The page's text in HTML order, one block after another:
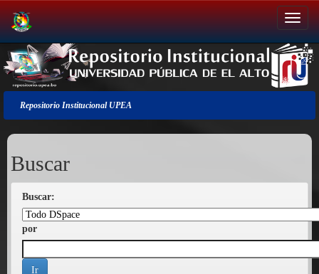
Salir
de
la
navegación
Repositorio Institucional UPEA
Buscar
Buscar:
por